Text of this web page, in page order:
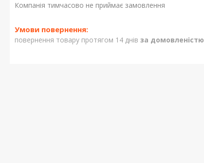
Компанія тимчасово не приймає замовлення
повернення товару протягом 14 днів за домовленістю